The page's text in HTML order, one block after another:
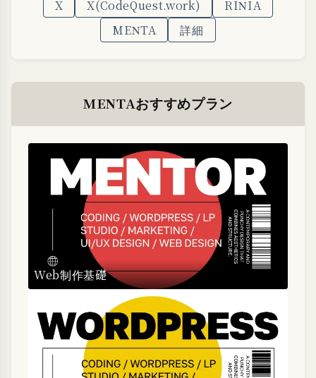
X X(CodeQuest.work)
RINIA
MENTA
詳細
MENTAおすすめプラン
Web制作基礎